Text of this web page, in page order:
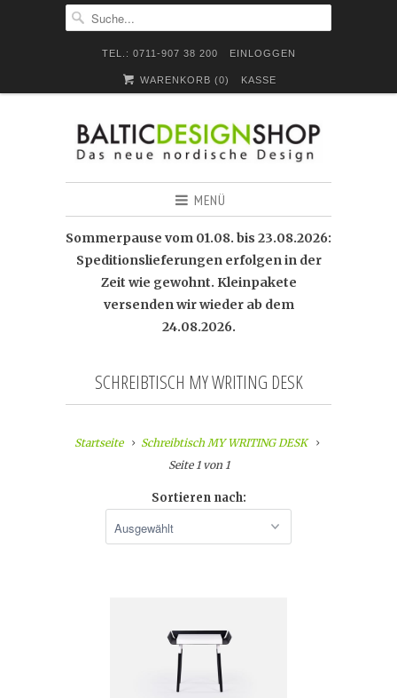
TEL.: 0711-907 38 200 EINLOGGEN
WARENKORB (0) KASSE
MENÜ
Sommerpause vom 01.08. bis 23.08.2026:
Speditionslieferungen erfolgen in der
Zeit wie gewohnt. Kleinpakete
versenden wir wieder ab dem
24.08.2026.
SCHREIBTISCH MY WRITING DESK
Startseite
Schreibtisch MY WRITING DESK
Seite 1 von 1
Sortieren nach: